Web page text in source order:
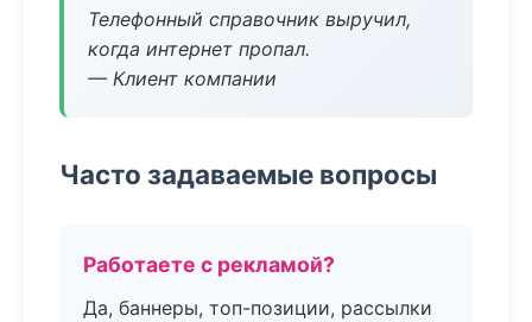
Телефонный справочник выручил,
когда интернет пропал.
— Клиент компании
Часто задаваемые вопросы
Работаете с рекламой?
Да, баннеры, топ-позиции, рассылки